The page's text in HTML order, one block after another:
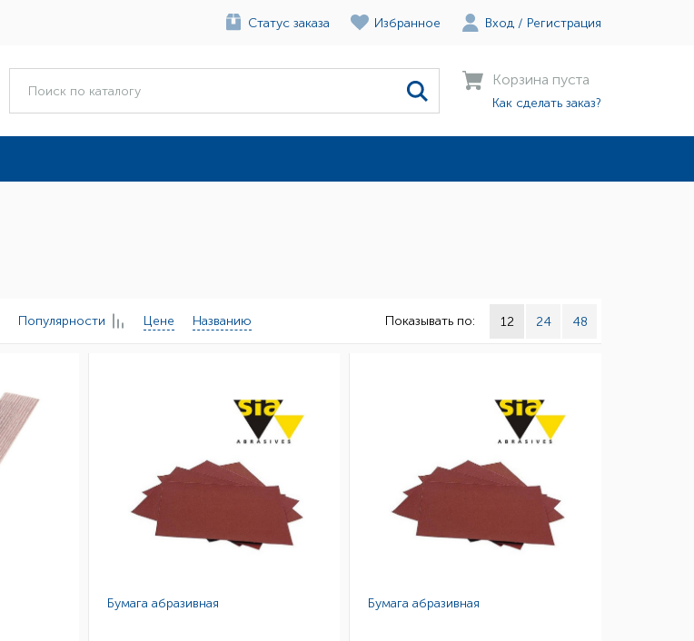
Статус заказа Избранное Вход / Регистрация
Корзина пуста
Как сделать заказ?
Популярности Цене Названию Показывать по: 12 24 48
Бумага абразивная Бумага абразивная